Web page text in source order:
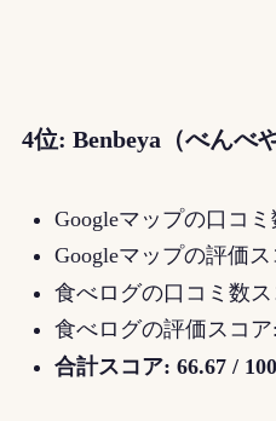
4位: Benbeya（べんべや
Googleマップの口コ
Googleマップの評価
食べログの口コミ数ス
食べログの評価スコア
合計スコア: 66.67 / 100